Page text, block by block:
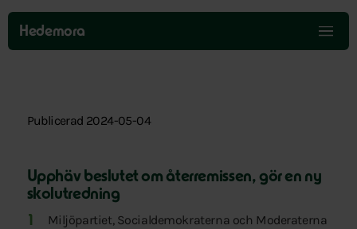
Hoppa
över
menyn
Hedemora
Publicerad 2024-05-04
Upphäv beslutet om återremissen, gör en ny
skolutredning
Miljöpartiet, Socialdemokraterna och Moderaterna